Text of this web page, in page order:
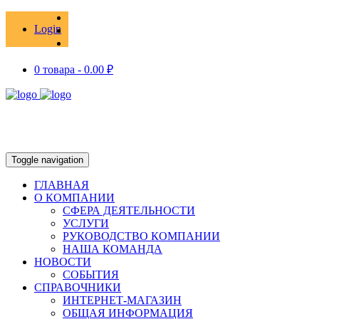
Login
0 товара - 0.00 ₽
Toggle navigation
ГЛАВНАЯ
О КОМПАНИИ
СФЕРА ДЕЯТЕЛЬНОСТИ
УСЛУГИ
РУКОВОДСТВО КОМПАНИИ
НАША КОМАНДА
НОВОСТИ
СОБЫТИЯ
СПРАВОЧНИКИ
ИНТЕРНЕТ-МАГАЗИН
ОБЩАЯ ИНФОРМАЦИЯ